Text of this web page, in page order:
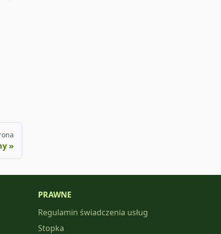
PRAWNE
Regulamin świadczenia usług
Stopka